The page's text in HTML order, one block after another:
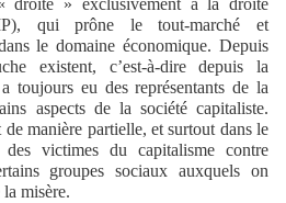
droite » exclusivement à la droite
qui prône le tout-marché et
le domaine économique. Depuis
existent, c’est-à-dire depuis la
toujours eu des représentants de la
aspects de la société capitaliste.
manière partielle, et surtout dans le
victimes du capitalisme contre
groupes sociaux auxquels on
misère.